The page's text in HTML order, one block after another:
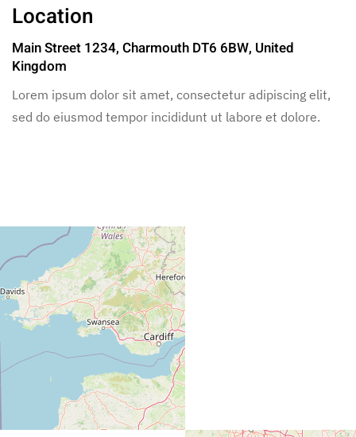
Location
Main Street 1234, Charmouth DT6 6BW, United
Kingdom
Lorem ipsum dolor sit amet, consectetur adipiscing elit,
sed do eiusmod tempor incididunt ut labore et dolore.